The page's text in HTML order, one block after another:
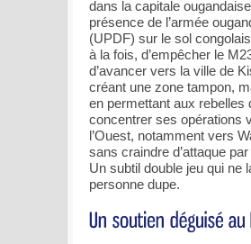
dans la capitale
présence de l’armée
(UPDF) sur le sol
à la fois, d’empêcher le
d’avancer vers la ville de
créant une zone tampon,
en permettant aux rebelles
concentrer ses opérations
l’Ouest, notamment vers
sans craindre d’attaque
Un subtil double jeu qui ne
personne dupe.